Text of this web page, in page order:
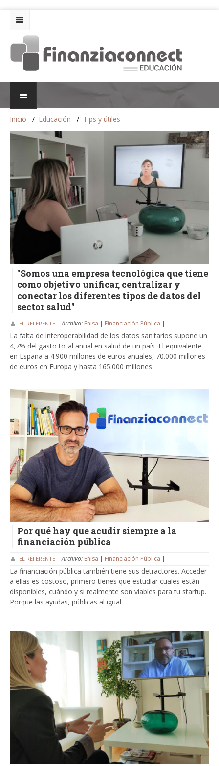
Inicio Educación Tips y útiles
"Somos una empresa tecnológica que tiene
como objetivo unificar, centralizar y
conectar los diferentes tipos de datos del
sector salud"
EL REFERENTE Archivo: Enisa | Financiación Pública |
La falta de interoperabilidad de los datos sanitarios supone un
4,7% del gasto total anual en salud de un país. El equivalente
en España a 4.900 millones de euros anuales, 70.000 millones
de euros en Europa y hasta 165.000 millones
Por qué hay que acudir siempre a la
financiación pública
EL REFERENTE Archivo: Enisa | Financiación Pública |
La financiación pública también tiene sus detractores. Acceder
a ellas es costoso, primero tienes que estudiar cuales están
disponibles, cuándo y si realmente son viables para tu startup.
Porque las ayudas, públicas al igual